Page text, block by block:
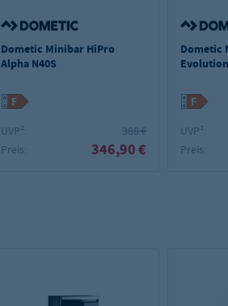
Dometic Minibar HiPro
Alpha N40S
UVP²:
388 €
Preis:
346,90 €
Dometic
UVP²:
Preis: